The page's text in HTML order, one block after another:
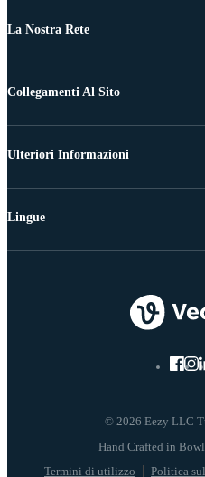
La Nostra Rete
Collegamenti Al Sito
Ulteriori Informazioni
© 2026 Eezy LLC
Termini di utilizzo Politica
Lingue